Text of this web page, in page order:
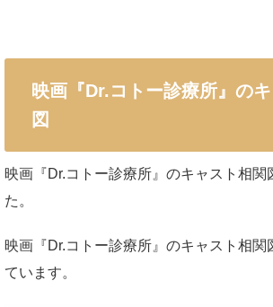
映画『Dr.コトー診療所』の
図
映画『Dr.コトー診療所』のキャスト相関
た。
映画『Dr.コトー診療所』のキャスト相関
ています。